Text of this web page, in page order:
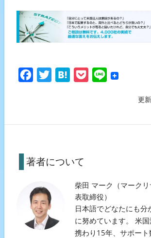
FacebookTwitterHatenaPocketLine
更
著者について
柴田 マーク（マーク
表取締役）
日本語でどなたにも分
に努めています。 米
携わり15年、サポー